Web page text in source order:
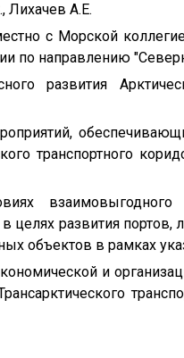
Лихачев А.Е.
с Морской
по направлению
развития
транспортного
взаимовыгодного
развития портов,
объектов в рамках
и